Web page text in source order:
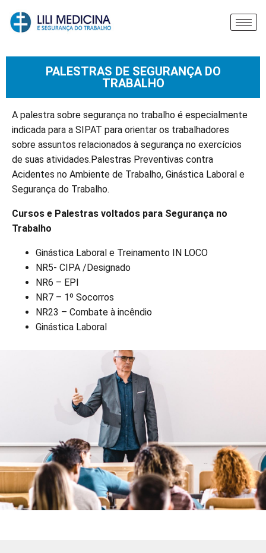
PALESTRAS DE SEGURANÇA DO
TRABALHO
A palestra sobre segurança no trabalho é especialmente
indicada para a SIPAT para orientar os trabalhadores
sobre assuntos relacionados à segurança no exercícios
de suas atividades.Palestras Preventivas contra
Acidentes no Ambiente de Trabalho, Ginástica Laboral e
Segurança do Trabalho.
Cursos e Palestras voltados para Segurança no
Trabalho
Ginástica Laboral e Treinamento IN LOCO
NR5- CIPA /Designado
NR6 – EPI
NR7 – 1º Socorros
NR23 – Combate à incêndio
Ginástica Laboral